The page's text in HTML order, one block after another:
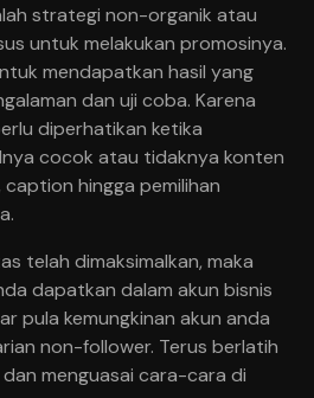
strategi non-organik atau
untuk melakukan promosinya.
mendapatkan hasil yang
dan uji coba. Karena
diperhatikan ketika
cocok atau tidaknya konten
hingga pemilihan
telah dimaksimalkan, maka
dapatkan dalam akun bisnis
pula kemungkinan akun anda
non-follower. Terus berlatih
menguasai cara-cara di